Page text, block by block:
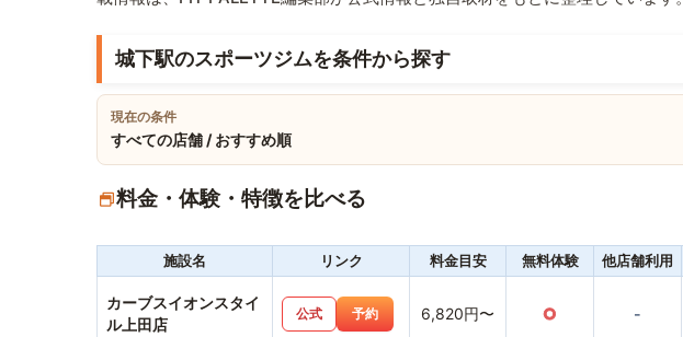
城下駅のスポーツジムを条件から探す
現在の条件
すべての店舗 / おすすめ順
料金・体験・特徴を比べる
施設名 リンク 料金目安 無料体験 他店舗利用
カーブスイオンスタイ
ル上田店
公式 予約 6,820円〜 ○ -